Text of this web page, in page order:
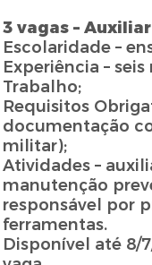
3 vagas –
Escolaridade –
Experiência –
Trabalho;
Requisitos
documentação
militar);
Atividades –
manutenção
responsável por
ferramentas.
Disponível até 8/